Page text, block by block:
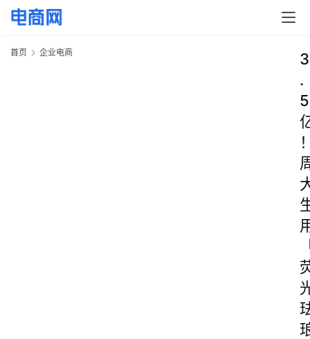
首页 企业电商
3
.
5